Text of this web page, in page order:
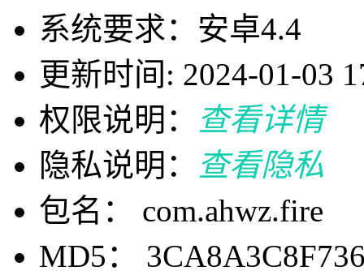
系统要求：安卓4.4
更新时间: 2024-01-03
权限说明：
查看详情
隐私说明：
查看隐私
包名： com.ahwz.fire
MD5：